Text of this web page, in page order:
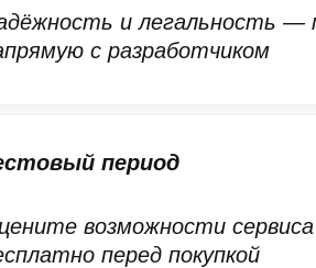
возможности сервиса
перед покупкой
период
и легальность
с разработчиком